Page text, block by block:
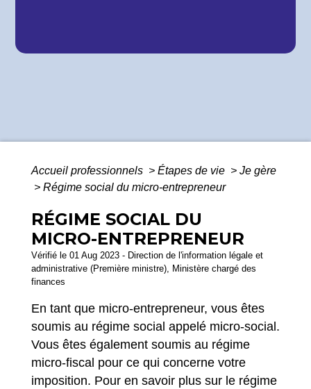
Accueil professionnels > Étapes de vie > Je gère
> Régime social du micro-entrepreneur
RÉGIME SOCIAL DU
MICRO-ENTREPRENEUR
Vérifié le 01 Aug 2023 - Direction de l'information légale et
administrative (Première ministre), Ministère chargé des
finances
En tant que micro-entrepreneur, vous êtes
soumis au régime social appelé micro-social.
Vous êtes également soumis au régime
micro-fiscal pour ce qui concerne votre
imposition. Pour en savoir plus sur le régime